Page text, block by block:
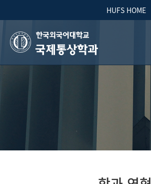
HUFS HOME
국제통상학과